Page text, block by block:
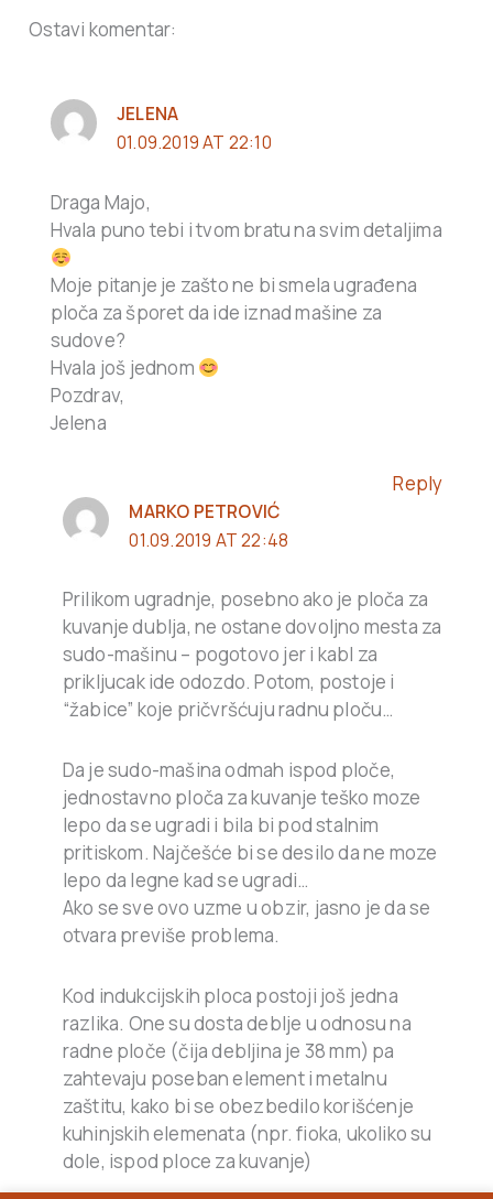
Ostavi komentar:
JELENA
01.09.2019 AT 22:10
Draga Majo,
Hvala puno tebi i tvom bratu na svim detaljima
Moje pitanje je zašto ne bi smela ugrađena
ploča za šporet da ide iznad mašine za
sudove?
Hvala još jednom
Pozdrav,
Jelena
Reply
MARKO PETROVIĆ
01.09.2019 AT 22:48
Prilikom ugradnje, posebno ako je ploča za
kuvanje dublja, ne ostane dovoljno mesta za
sudo-mašinu – pogotovo jer i kabl za
prikljucak ide odozdo. Potom, postoje i
“žabice” koje pričvršćuju radnu ploču…
Da je sudo-mašina odmah ispod ploče,
jednostavno ploča za kuvanje teško moze
lepo da se ugradi i bila bi pod stalnim
pritiskom. Najčešće bi se desilo da ne moze
lepo da legne kad se ugradi…
Ako se sve ovo uzme u obzir, jasno je da se
otvara previše problema.
Kod indukcijskih ploca postoji još jedna
razlika. One su dosta deblje u odnosu na
radne ploče (čija debljina je 38 mm) pa
zahtevaju poseban element i metalnu
zaštitu, kako bi se obezbedilo korišćenje
kuhinjskih elemenata (npr. fioka, ukoliko su
dole, ispod ploce za kuvanje)